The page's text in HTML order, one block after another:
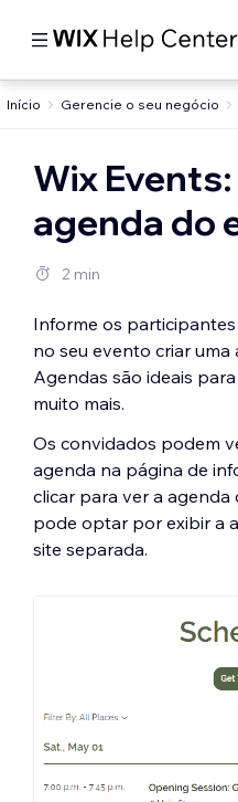
Início Gerencie o seu negócio
Wix
agenda do
2 min
Informe os
no seu evento criar
Agendas são ideais
muito mais.
Os convidados podem
agenda na página de
clicar para ver a
pode optar por exibir a
site separada.